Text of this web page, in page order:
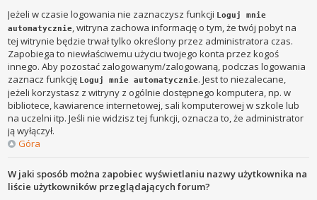
Jeżeli w czasie logowania nie zaznaczysz funkcji Loguj mnie
automatycznie, witryna zachowa informację o tym, że twój pobyt na
tej witrynie będzie trwał tylko określony przez administratora czas.
Zapobiega to niewłaściwemu użyciu twojego konta przez kogoś
innego. Aby pozostać zalogowanym/zalogowaną, podczas logowania
zaznacz funkcję Loguj mnie automatycznie. Jest to niezalecane,
jeżeli korzystasz z witryny z ogólnie dostępnego komputera, np. w
bibliotece, kawiarence internetowej, sali komputerowej w szkole lub
na uczelni itp. Jeśli nie widzisz tej funkcji, oznacza to, że administrator
ją wyłączył.
Góra
W jaki sposób można zapobiec wyświetlaniu nazwy użytkownika na
liście użytkowników przeglądających forum?